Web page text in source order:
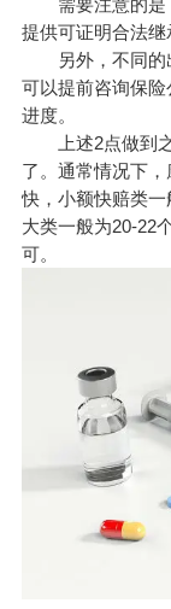
需要注意的是
提供可证明合法继
另外，不同的出
可以提前咨询保
进度。
上述2点做到之
了。通常情况下
快，小额快赔类
大类一般为20-22
可。